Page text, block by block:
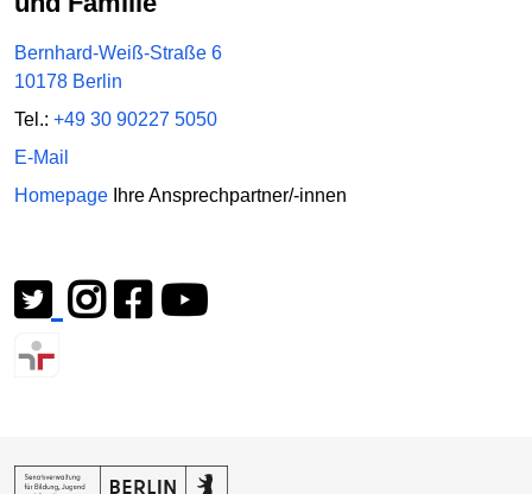
Bernhard-Weiß-Straße 6
10178 Berlin
Tel.: +49 30 90227 5050
E-Mail
Homepage Ihre Ansprechpartner/-innen